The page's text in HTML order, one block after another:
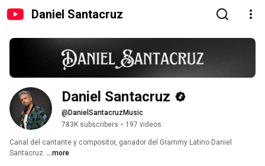
Daniel Santacruz
Daniel Santacruz
@DanielSantacruzMusic
783K subscribers • 197 videos
Canal del cantante y compositor, ganador del Grammy Latino Daniel
Santacruz. ...more